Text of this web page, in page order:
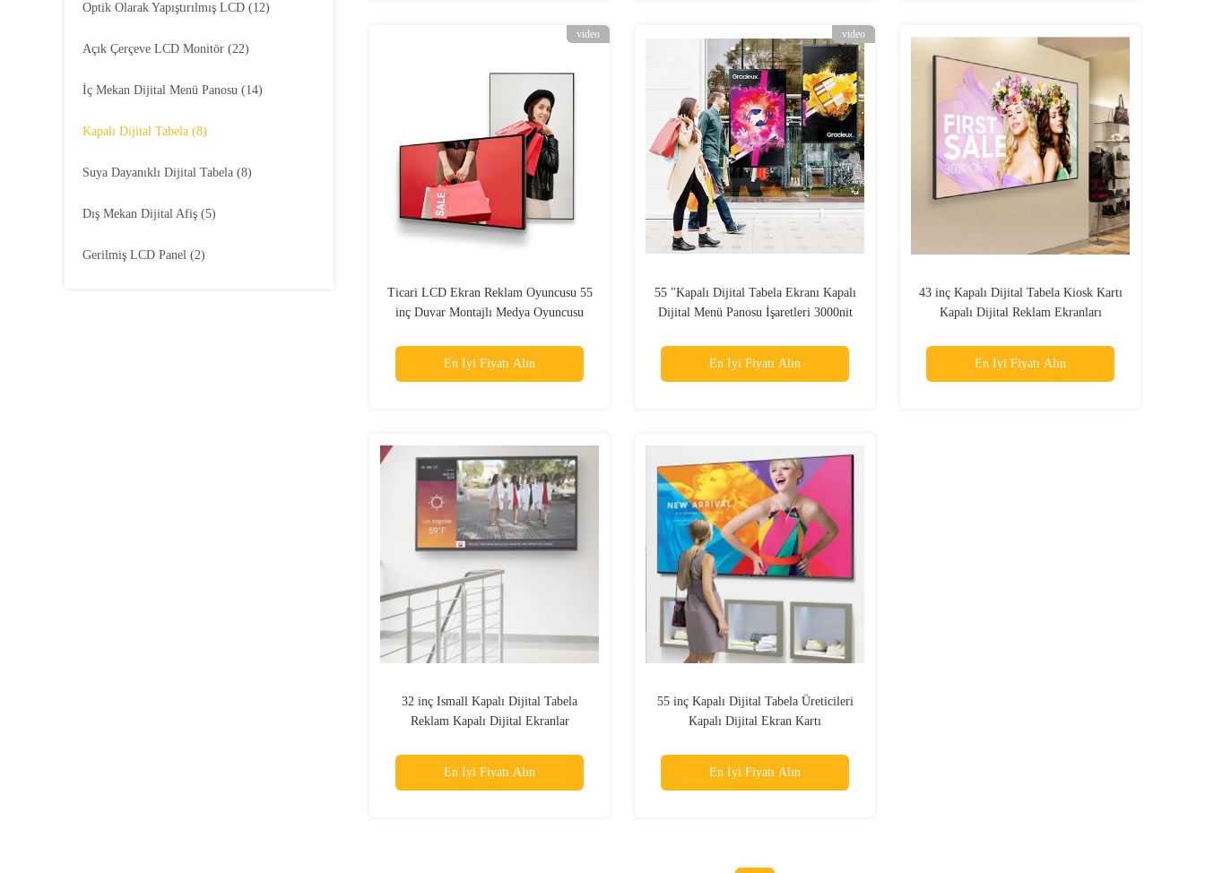
Optik Olarak Yapıştırılmış LCD (12)
Açık Çerçeve LCD Monitör (22)
İç Mekan Dijital Menü Panosu (14)
Kapalı Dijital Tabela (8)
Suya Dayanıklı Dijital Tabela (8)
Dış Mekan Dijital Afiş (5)
Gerilmiş LCD Panel (2)
video
Ticari LCD Ekran Reklam Oyuncusu 55
inç Duvar Montajlı Medya Oyuncusu
En İyi Fiyatı Alın
video
55 "Kapalı Dijital Tabela Ekranı Kapalı
Dijital Menü Panosu İşaretleri 3000nit
En İyi Fiyatı Alın
43 inç Kapalı Dijital Tabela Kiosk Kartı
Kapalı Dijital Reklam Ekranları
En İyi Fiyatı Alın
32 inç Ismall Kapalı Dijital Tabela
Reklam Kapalı Dijital Ekranlar
En İyi Fiyatı Alın
55 inç Kapalı Dijital Tabela Üreticileri
Kapalı Dijital Ekran Kartı
En İyi Fiyatı Alın